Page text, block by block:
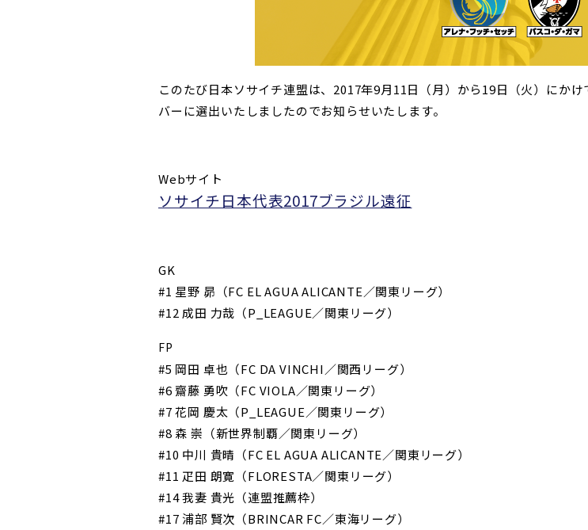
このたび日本ソサイチ連盟は、2017年9月11日（月）から19日（火）にか
バーに選出いたしましたのでお知らせいたします。
Webサイト
ソサイチ日本代表2017ブラジル遠征
GK
#1 星野 昴（FC EL AGUA ALICANTE／関東リーグ）
#12 成田 力哉（P_LEAGUE／関東リーグ）
FP
#5 岡田 卓也（FC DA VINCHI／関西リーグ）
#6 齋藤 勇吹（FC VIOLA／関東リーグ）
#7 花岡 慶太（P_LEAGUE／関東リーグ）
#8 森 崇（新世界制覇／関東リーグ）
#10 中川 貴晴（FC EL AGUA ALICANTE／関東リーグ）
#11 疋田 朗寛（FLORESTA／関東リーグ）
#14 我妻 貴光（連盟推薦枠）
#17 浦部 賢次（BRINCAR FC／東海リーグ）